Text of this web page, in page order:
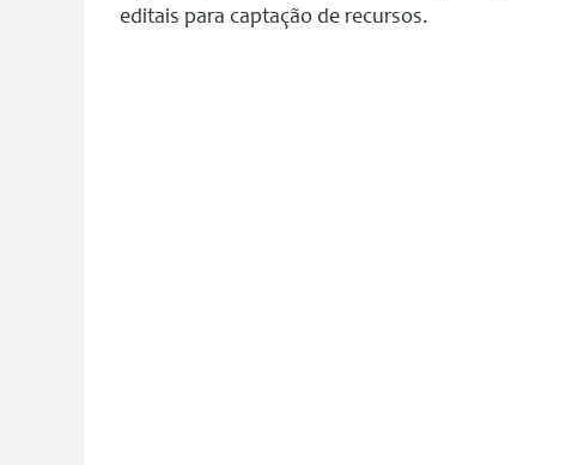
editais para captação de recursos.